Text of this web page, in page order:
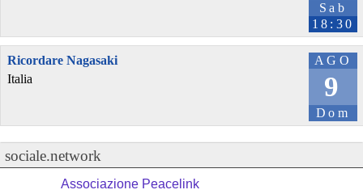
Sab
18:30
AGO
9
Dom
Ricordare Nagasaki
Italia
sociale.network
Associazione Peacelink